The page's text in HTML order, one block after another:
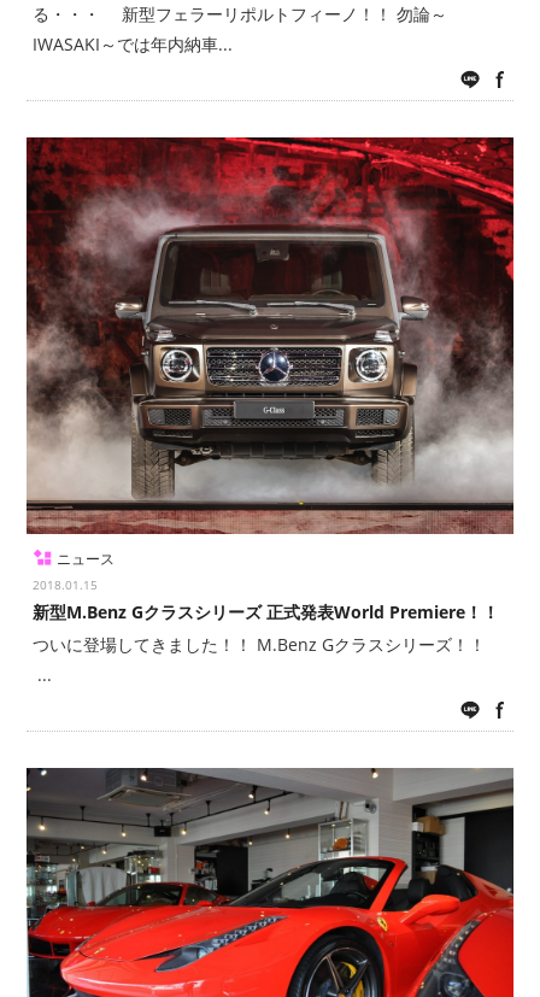
る・・・ 新型フェラーリポルトフィーノ！！ 勿論～
IWASAKI～では年内納車...
LINE
ニュース
2018.01.15
新型M.Benz Gクラスシリーズ 正式発表World Premiere！！
ついに登場してきました！！ M.Benz Gクラスシリーズ！！
...
LINE